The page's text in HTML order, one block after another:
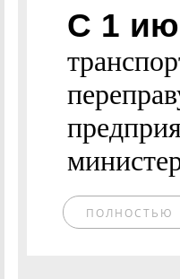
С 1
ПОЛНОСТЬЮ